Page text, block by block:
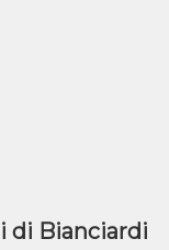
di Bianciardi